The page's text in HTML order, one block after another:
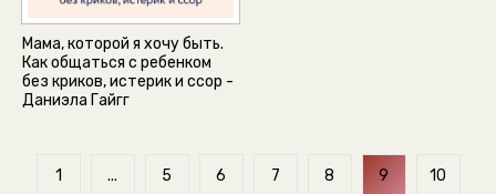
Мама, которой я хочу быть.
Как общаться с ребенком
без криков, истерик и ссор -
Даниэла Гайгг
1 ... 5 6 7 8 9 10